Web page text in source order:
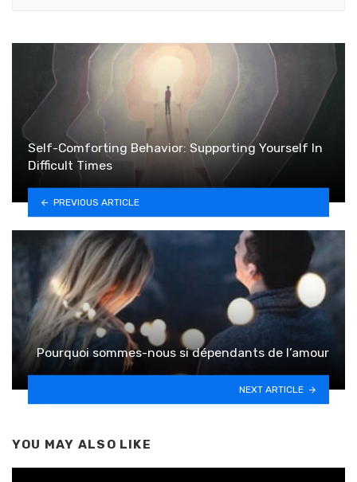
Self-Comforting Behavior: Supporting Yourself In
Difficult Times
PREVIOUS ARTICLE
Pourquoi sommes-nous si dépendants de l’amour
NEXT ARTICLE
YOU MAY ALSO LIKE